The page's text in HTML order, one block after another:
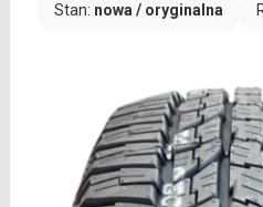
Stan: nowa / oryginalna